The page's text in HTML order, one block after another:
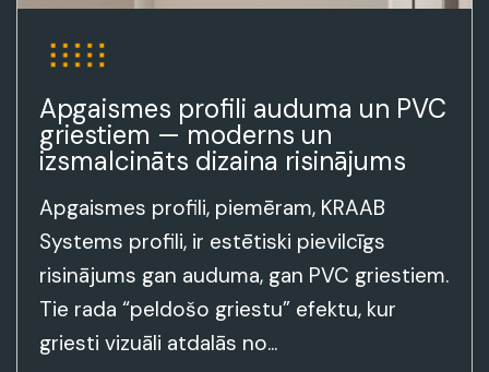
Apgaismes profili auduma un PVC
griestiem — moderns un
izsmalcināts dizaina risinājums
Apgaismes profili, piemēram, KRAAB
Systems profili, ir estētiski pievilcīgs
risinājums gan auduma, gan PVC griestiem.
Tie rada “peldošo griestu” efektu, kur
griesti vizuāli atdalās no...